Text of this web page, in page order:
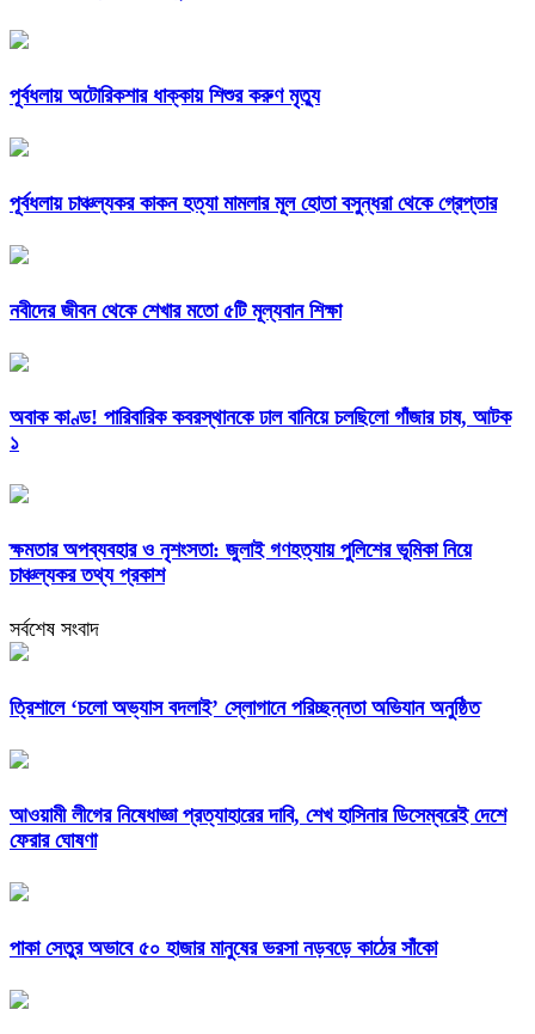
পূর্বধলায় অটোরিকশার ধাক্কায় শিশুর করুণ মৃত্যু
পূর্বধলায় চাঞ্চল্যকর কাকন হত্যা মামলার মূল হোতা বসুন্ধরা থেকে গ্রেপ্তার
নবীদের জীবন থেকে শেখার মতো ৫টি মূল্যবান শিক্ষা
অবাক কাণ্ড! পারিবারিক কবরস্থানকে ঢাল বানিয়ে চলছিলো গাঁজার চাষ, আটক
১
ক্ষমতার অপব্যবহার ও নৃশংসতা: জুলাই গণহত্যায় পুলিশের ভূমিকা নিয়ে
চাঞ্চল্যকর তথ্য প্রকাশ
সর্বশেষ সংবাদ
‎ত্রিশালে ‘চলো অভ্যাস বদলাই’ স্লোগানে পরিচ্ছন্নতা অভিযান অনুষ্ঠিত
আওয়ামী লীগের নিষেধাজ্ঞা প্রত্যাহারের দাবি, শেখ হাসিনার ডিসেম্বরেই দেশে
ফেরার ঘোষণা
পাকা সেতুর অভাবে ৫০ হাজার মানুষের ভরসা নড়বড়ে কাঠের সাঁকো